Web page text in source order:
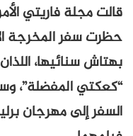
قالت مجلة فاريتي
حظرت سفر المخرجة
بهتاش سنائيها،
“كعكتي المفضلة”،
السفر إلى مهرجان